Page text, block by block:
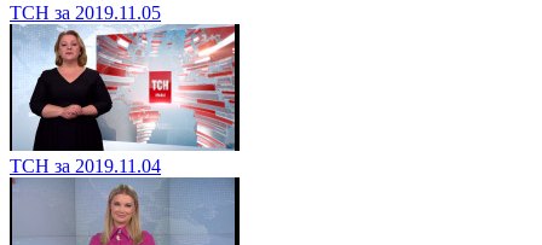
ТСН за 2019.11.05
ТСН за 2019.11.04